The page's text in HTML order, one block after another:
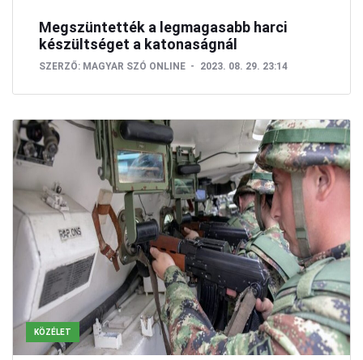
Megszüntették a legmagasabb harci
készültséget a katonaságnál
SZERZŐ: MAGYAR SZÓ ONLINE 2023. 08. 29. 23:14
KÖZÉLET